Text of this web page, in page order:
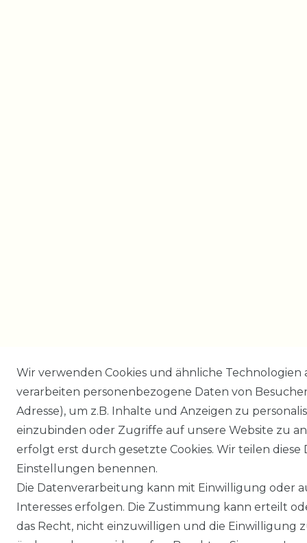
Wir verwenden Cookies und ähnliche
verarbeiten personenbezogene Daten von
Adresse), um z.B. Inhalte und Anzeigen zu
einzubinden oder Zugriffe auf unsere Website zu
erfolgt erst durch gesetzte Cookies. Wir teilen
Einstellungen benennen.
Die Datenverarbeitung kann mit Einwilligung oder
Interesses erfolgen. Die Zustimmung kann erteilt
das Recht, nicht einzuwilligen und die Einwilligung